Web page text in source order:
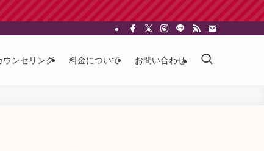
ウンセリング 料金について お問い合わせ